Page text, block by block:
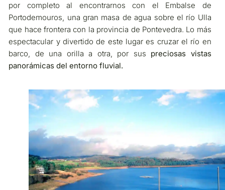
por completo al encontrarnos con el Embalse de
Portodemouros, una gran masa de agua sobre el río Ulla
que hace frontera con la provincia de Pontevedra. Lo más
espectacular y divertido de este lugar es cruzar el río en
barco, de una orilla a otra, por sus preciosas vistas
panorámicas del entorno fluvial.